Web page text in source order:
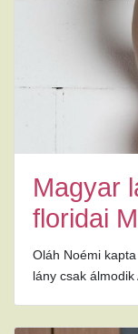
Magyar
floridai
Oláh Noémi
lány csak